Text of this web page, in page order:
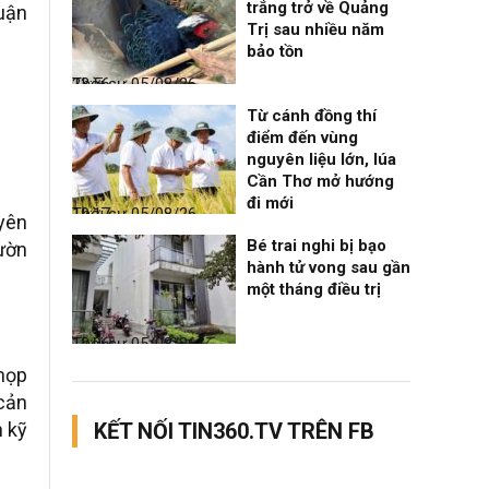
kỹ
Thời sự
05/08/26, 23:56
trắng trở về Quảng
Trị sau nhiều năm
bảo tồn
Thời sự
05/08/26, 19:17
Từ cánh đồng thí
điểm đến vùng
nguyên liệu lớn, lúa
Cần Thơ mở hướng
đi mới
Thời sự
05/08/26, 12:06
Bé trai nghi bị bạo
hành tử vong sau gần
một tháng điều trị
KẾT NỐI TIN360.TV TRÊN FB